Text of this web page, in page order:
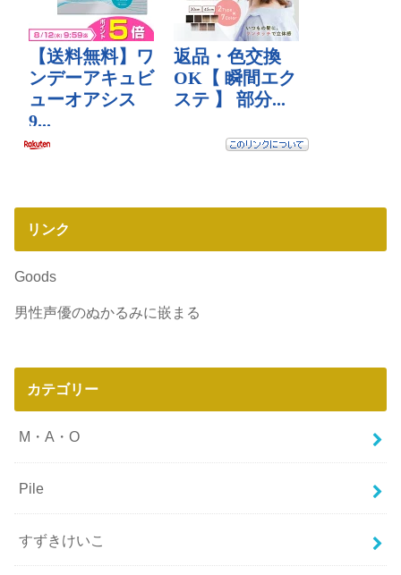
リンク
Goods
男性声優のぬかるみに嵌まる
カテゴリー
M・A・O
Pile
すずきけいこ